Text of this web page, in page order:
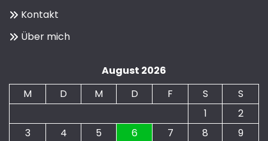
Kontakt
Über mich
August 2026
M
D M D F S
S
1
2
3
4 5 6 7 8
9